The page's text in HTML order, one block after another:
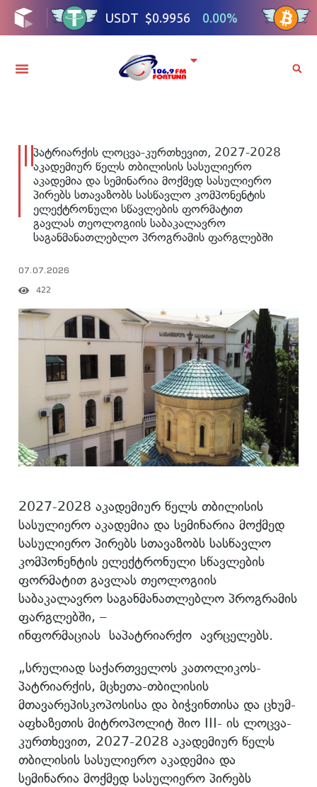
პატრიარქის ლოცვა-კურთხევით, 2027-2028
აკადემიურ წელს თბილისის სასულიერო
აკადემია და სემინარია მოქმედ სასულიერო
პირებს სთავაზობს სასწავლო კომპონენტის
ელექტრონული სწავლების ფორმატით
გავლას თეოლოგიის საბაკალავრო
საგანმანათლებლო პროგრამის ფარგლებში
07.07.2026
422
2027-2028 აკადემიურ წელს თბილისის
სასულიერო აკადემია და სემინარია მოქმედ
სასულიერო პირებს სთავაზობს სასწავლო
კომპონენტის ელექტრონული სწავლების
ფორმატით გავლას თეოლოგიის
საბაკალავრო საგანმანათლებლო პროგრამის
ფარგლებში, –
ინფორმაციას საპატრიარქო ავრცელებს.
„სრულიად საქართველოს კათოლიკოს-
პატრიარქის, მცხეთა-თბილისის
მთავარეპისკოპოსისა და ბიჭვინთისა და ცხუმ-
აფხაზეთის მიტროპოლიტ შიო III- ის ლოცვა-
კურთხევით, 2027-2028 აკადემიურ წელს
თბილისის სასულიერო აკადემია და
სემინარია მოქმედ სასულიერო პირებს